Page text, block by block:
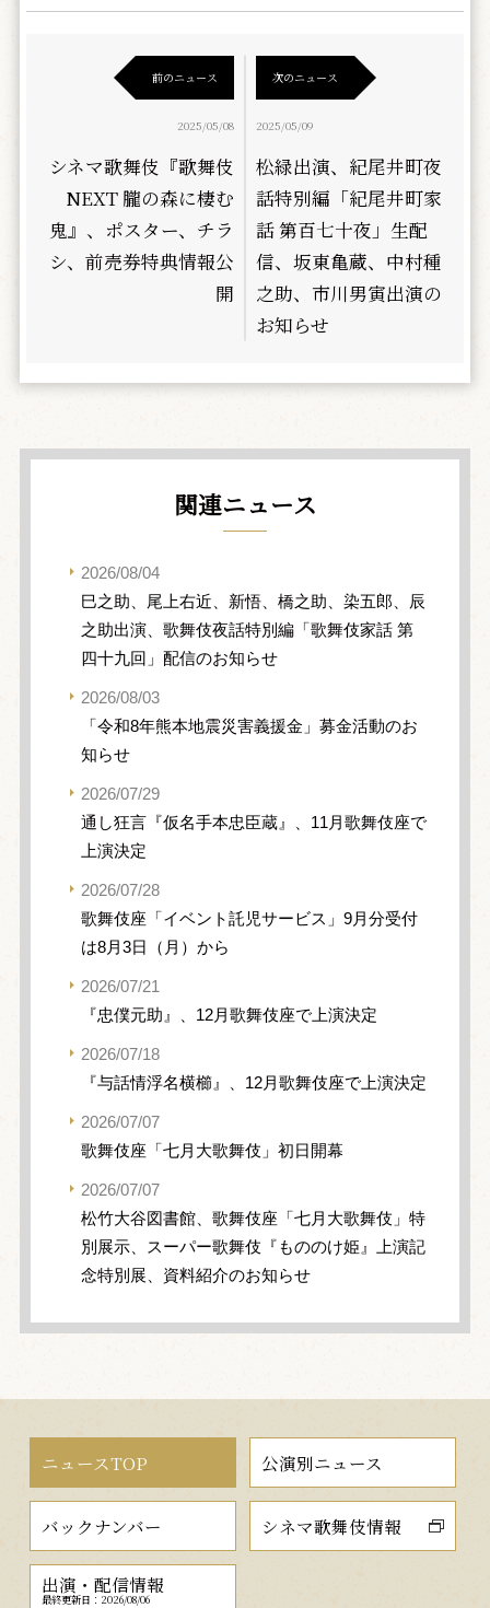
前のニュース
2025/05/08
シネマ歌舞伎『歌舞伎
NEXT 朧の森に棲む
鬼』、ポスター、チラ
シ、前売券特典情報公
開
次のニュース
2025/05/09
松緑出演、紀尾井町夜
話特別編「紀尾井町家
話 第百七十夜」生配
信、坂東亀蔵、中村種
之助、市川男寅出演の
お知らせ
関連ニュース
2026/08/04
巳之助、尾上右近、新悟、橋之助、染五郎、辰
之助出演、歌舞伎夜話特別編「歌舞伎家話 第
四十九回」配信のお知らせ
2026/08/03
「令和8年熊本地震災害義援金」募金活動のお
知らせ
2026/07/29
通し狂言『仮名手本忠臣蔵』、11月歌舞伎座で
上演決定
2026/07/28
歌舞伎座「イベント託児サービス」9月分受付
は8月3日（月）から
2026/07/21
『忠僕元助』、12月歌舞伎座で上演決定
2026/07/18
『与話情浮名横櫛』、12月歌舞伎座で上演決定
2026/07/07
歌舞伎座「七月大歌舞伎」初日開幕
2026/07/07
松竹大谷図書館、歌舞伎座「七月大歌舞伎」特
別展示、スーパー歌舞伎『もののけ姫』上演記
念特別展、資料紹介のお知らせ
ニュースTOP 公演別ニュース
バックナンバー シネマ歌舞伎情報
出演・配信情報
最終更新日：2026/08/06